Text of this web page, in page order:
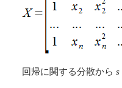
回帰に関する分散からs